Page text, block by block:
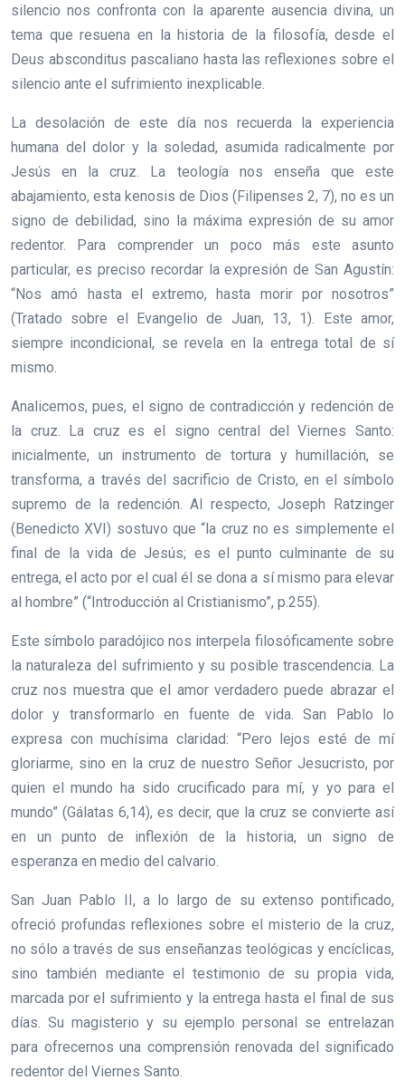
silencio nos confronta con la aparente ausencia divina, un
tema que resuena en la historia de la filosofía, desde el
Deus absconditus pascaliano hasta las reflexiones sobre el
silencio ante el sufrimiento inexplicable.
La desolación de este día nos recuerda la experiencia
humana del dolor y la soledad, asumida radicalmente por
Jesús en la cruz. La teología nos enseña que este
abajamiento, esta kenosis de Dios (Filipenses 2, 7), no es un
signo de debilidad, sino la máxima expresión de su amor
redentor. Para comprender un poco más este asunto
particular, es preciso recordar la expresión de San Agustín:
“Nos amó hasta el extremo, hasta morir por nosotros”
(Tratado sobre el Evangelio de Juan, 13, 1). Este amor,
siempre incondicional, se revela en la entrega total de sí
mismo.
Analicemos, pues, el signo de contradicción y redención de
la cruz. La cruz es el signo central del Viernes Santo:
inicialmente, un instrumento de tortura y humillación, se
transforma, a través del sacrificio de Cristo, en el símbolo
supremo de la redención. Al respecto, Joseph Ratzinger
(Benedicto XVI) sostuvo que “la cruz no es simplemente el
final de la vida de Jesús; es el punto culminante de su
entrega, el acto por el cual él se dona a sí mismo para elevar
al hombre” (“Introducción al Cristianismo”, p.255).
Este símbolo paradójico nos interpela filosóficamente sobre
la naturaleza del sufrimiento y su posible trascendencia. La
cruz nos muestra que el amor verdadero puede abrazar el
dolor y transformarlo en fuente de vida. San Pablo lo
expresa con muchísima claridad: “Pero lejos esté de mí
gloriarme, sino en la cruz de nuestro Señor Jesucristo, por
quien el mundo ha sido crucificado para mí, y yo para el
mundo” (Gálatas 6,14), es decir, que la cruz se convierte así
en un punto de inflexión de la historia, un signo de
esperanza en medio del calvario.
San Juan Pablo II, a lo largo de su extenso pontificado,
ofreció profundas reflexiones sobre el misterio de la cruz,
no sólo a través de sus enseñanzas teológicas y encíclicas,
sino también mediante el testimonio de su propia vida,
marcada por el sufrimiento y la entrega hasta el final de sus
días. Su magisterio y su ejemplo personal se entrelazan
para ofrecernos una comprensión renovada del significado
redentor del Viernes Santo.